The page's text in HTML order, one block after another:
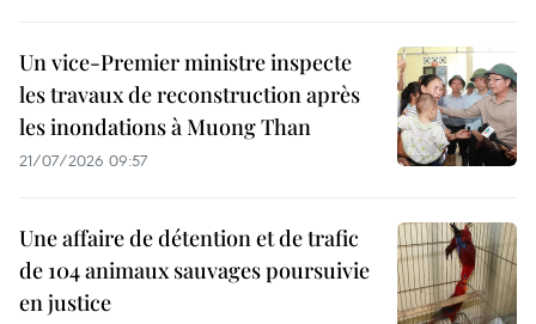
Un vice-Premier ministre inspecte
les travaux de reconstruction après
les inondations à Muong Than
21/07/2026 09:57
Une affaire de détention et de trafic
de 104 animaux sauvages poursuivie
en justice